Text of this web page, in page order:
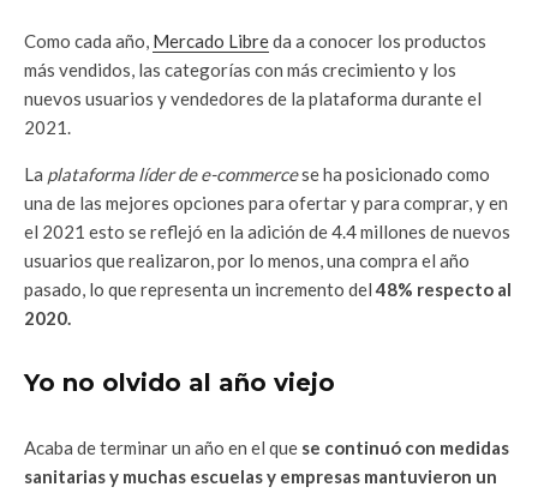
Como cada año, Mercado Libreda a conocer los productos
más vendidos, las categorías con más crecimiento y los
nuevos usuarios y vendedores de la plataforma durante el
2021.
La plataforma líder de e-commercese ha posicionado como
una de las mejores opciones para ofertar y para comprar, y en
el 2021 esto se reflejó en la adición de 4.4 millones de nuevos
usuarios que realizaron, por lo menos, una compra el año
pasado, lo que representa un incremento del48% respecto al
2020.
Yo no olvido al año viejo
Acaba de terminar un año en el que se continuó con medidas
sanitarias y muchas escuelas y empresas mantuvieron un